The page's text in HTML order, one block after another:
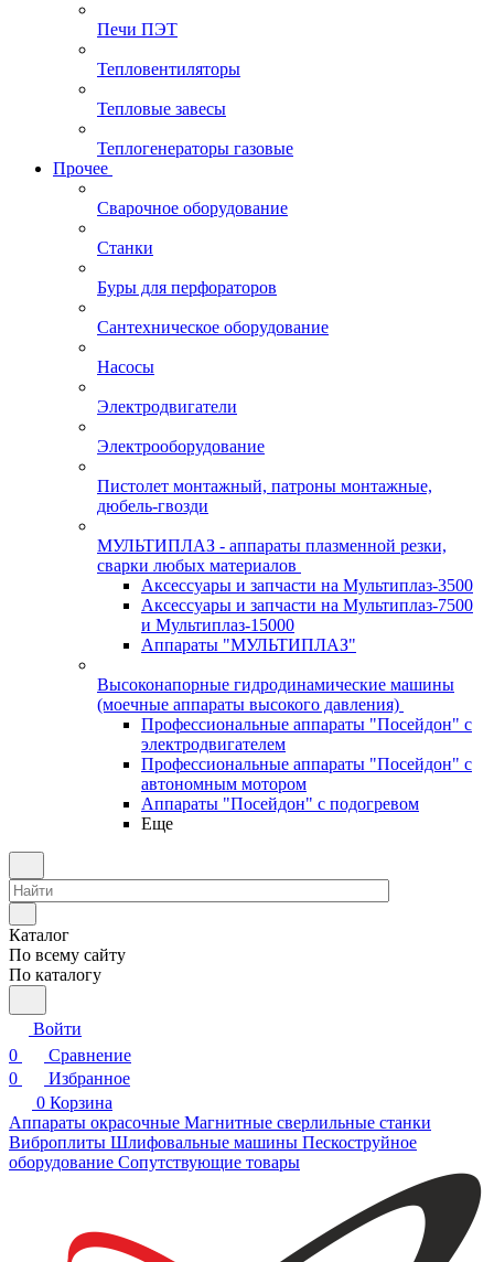
Печи ПЭТ
Тепловентиляторы
Тепловые завесы
Теплогенераторы газовые
Прочее
Сварочное оборудование
Станки
Буры для перфораторов
Сантехническое оборудование
Насосы
Электродвигатели
Электрооборудование
Пистолет монтажный, патроны монтажные,
дюбель-гвозди
МУЛЬТИПЛАЗ - аппараты плазменной резки,
сварки любых материалов
Аксессуары и запчасти на Мультиплаз-3500
Аксессуары и запчасти на Мультиплаз-7500
и Мультиплаз-15000
Аппараты "МУЛЬТИПЛАЗ"
Высоконапорные гидродинамические машины
(моечные аппараты высокого давления)
Профессиональные аппараты "Посейдон" с
электродвигателем
Профессиональные аппараты "Посейдон" с
автономным мотором
Аппараты "Посейдон" с подогревом
Еще
Каталог
По всему сайту
По каталогу
Войти
0
Сравнение
0
Избранное
0 Корзина
Аппараты окрасочные Магнитные сверлильные станки
Виброплиты Шлифовальные машины Пескоструйное
оборудование Сопутствующие товары